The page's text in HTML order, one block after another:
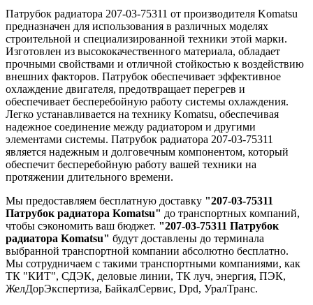
Патрубок радиатора 207-03-75311 от производителя Komatsu
предназначен для использования в различных моделях
строительной и специализированной техники этой марки.
Изготовлен из высококачественного материала, обладает
прочными свойствами и отличной стойкостью к воздействию
внешних факторов. Патрубок обеспечивает эффективное
охлаждение двигателя, предотвращает перегрев и
обеспечивает бесперебойную работу системы охлаждения.
Легко устанавливается на технику Komatsu, обеспечивая
надежное соединение между радиатором и другими
элементами системы. Патрубок радиатора 207-03-75311
является надежным и долговечным компонентом, который
обеспечит бесперебойную работу вашей техники на
протяжении длительного времени.
Мы предоставляем бесплатную доставку "207-03-75311
Патрубок радиатора Komatsu" до транспортных компаний,
чтобы сэкономить ваш бюджет. "207-03-75311 Патрубок
радиатора Komatsu" будут доставлены до терминала
выбранной транспортной компании абсолютно бесплатно.
Мы сотрудничаем с такими транспортными компаниями, как
ТК "КИТ", СДЭК, деловые линии, ТК луч, энергия, ПЭК,
ЖелДорЭкспертиза, БайкалСервис, Dpd, УралТранс.